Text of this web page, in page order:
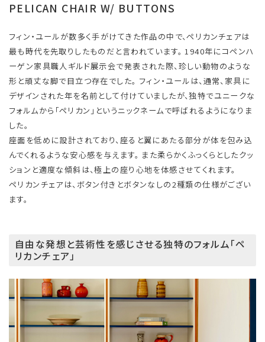
PELICAN CHAIR W/ BUTTONS
フィン・ユールが数多く手がけてきた作品の中で、ペリカンチェアは
最も時代を先取りしたものだと言われています。 1940年にコペンハ
ーゲン家具職人ギルド展示会で発表された際、珍しい動物のような
形と頑丈な脚で目立つ存在でした。 フィン・ユールは、通常、家具に
デザインされた年を名前として付けていましたが、独特でユニークな
フォルムから「ペリカン」というニックネームで呼ばれるようになりま
した。
座面を低めに設計されており、座ると翼にあたる部分が体を包み込
んでくれるような安心感を与えます。 また柔らかくふっくらとしたクッ
ションと適度な傾斜は、極上の座り心地を体感させてくれます。
ペリカンチェアは、ボタン付きとボタンなしの2種類の仕様がござい
ます。
自由な発想と芸術性を感じさせる独特のフォルム「ペ
リカンチェア」